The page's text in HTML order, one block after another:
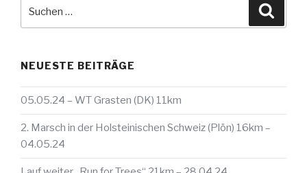
NEUESTE BEITRÄGE
05.05.24 – WT Grasten (DK) 11km
2. Marsch in der Holsteinischen Schweiz (Plön) 16km –
04.05.24